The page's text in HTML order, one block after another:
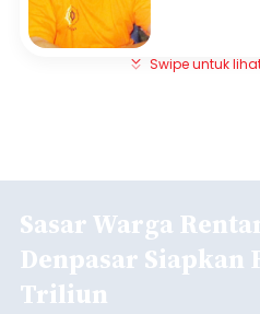
Swipe untuk
Sasar Warga
Denpasar Siapkan
Triliun